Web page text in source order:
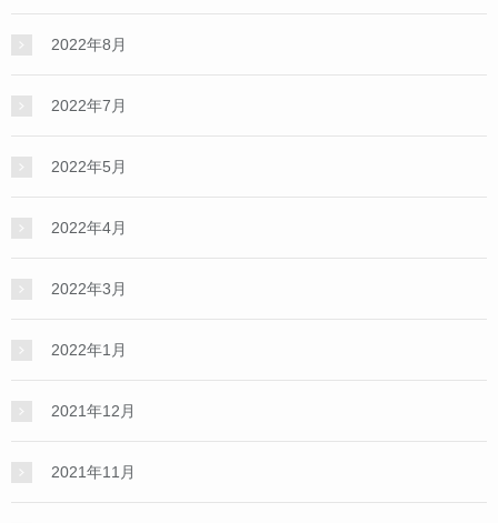
2022年8月
2022年7月
2022年5月
2022年4月
2022年3月
2022年1月
2021年12月
2021年11月